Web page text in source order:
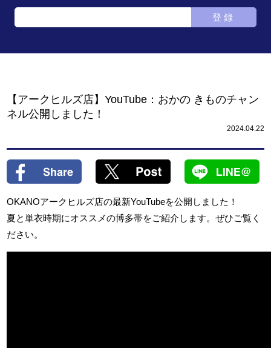
登録
【アークヒルズ店】YouTube：おかの きものチャン
ネル公開しました！
2024.04.22
OKANOアークヒルズ店の最新YouTubeを公開しました！
夏と単衣時期にオススメの博多帯をご紹介します。ぜひご覧く
ださい。